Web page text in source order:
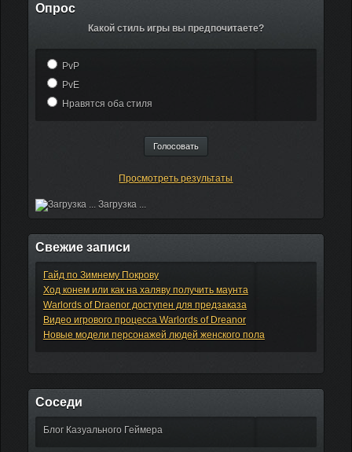
Опрос
Какой стиль игры вы предпочитаете?
PvP
PvE
Нравятся оба стиля
Просмотреть результаты
Загрузка ...
Свежие записи
Гайд по Зимнему Покрову
Ход конем или как на халяву получить маунта
Warlords of Draenor доступен для предзаказа
Видео игрового процесса Warlords of Dreanor
Новые модели персонажей людей женского пола
Соседи
Блог Казуального Геймера